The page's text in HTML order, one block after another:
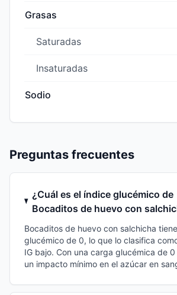
Grasas
Saturadas
Insaturadas
Sodio
Preguntas frecuentes
¿Cuál es el índice glucémico de
Bocaditos de huevo con
Bocaditos de huevo con salchicha
glucémico de 0, lo que lo clasifica
IG bajo. Con una carga glucémica de
un impacto mínimo en el azúcar en